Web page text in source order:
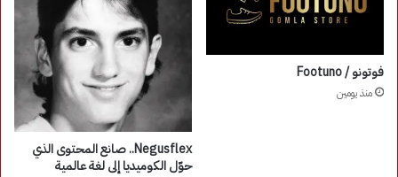
فوتونو / Footuno
منذ يومين
Negusflex.. صانع المحتوى الذي
حوّل الكوميديا إلى لغة عالمية